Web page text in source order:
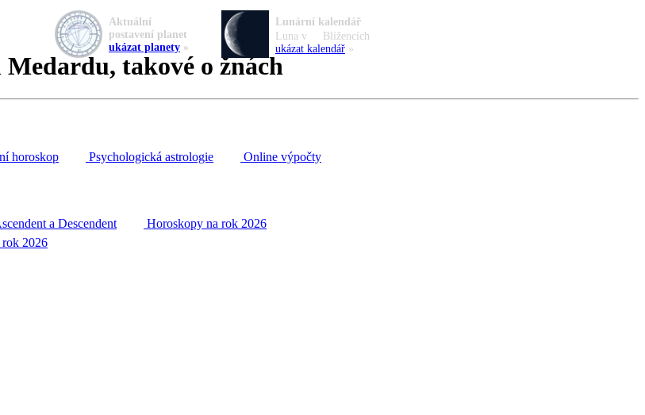
takové o žnách
horoskop Psychologická astrologie
Online výpočty
a Descendent
Horoskopy na rok 2026
rok 2026
Aktuální
postavení planet
ukázat planety »
Lunární kalendář
Luna v
Blížencích
ukázat kalendář »